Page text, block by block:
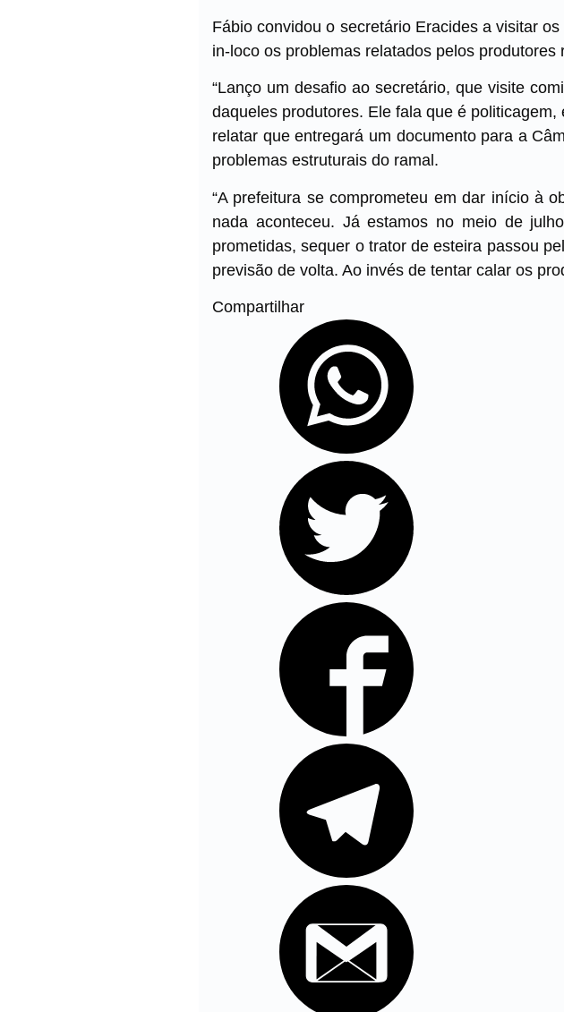
Fábio convidou o secretário Eracides a visitar
in-loco os problemas relatados pelos produtores
“Lanço um desafio ao secretário, que visite
daqueles produtores. Ele fala que é
relatar que entregará um documento para a
problemas estruturais do ramal.
“A prefeitura se comprometeu em dar início à
nada aconteceu. Já estamos no meio de
prometidas, sequer o trator de esteira passou
previsão de volta. Ao invés de tentar calar os
Compartilhar